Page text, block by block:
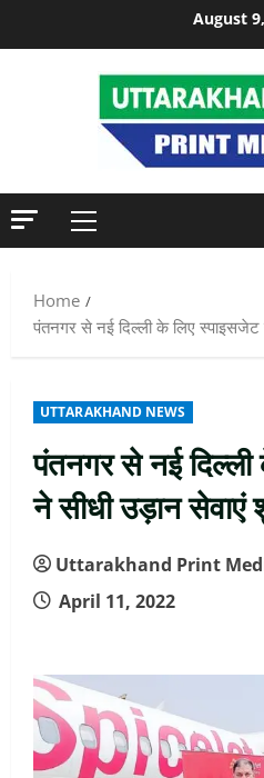
August
Primary
Home
पंतनगर से नई दिल्ली के लिए
UTTARAKHAND NEWS
पंतनगर से नई
ने सीधी उड़ान
Uttarakhand Print
April 11, 2022